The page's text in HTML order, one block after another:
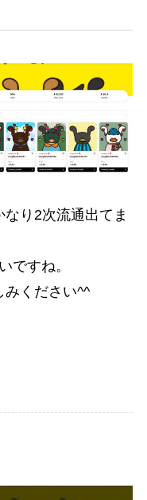
り2次流通出てま
ですね。
みください^^